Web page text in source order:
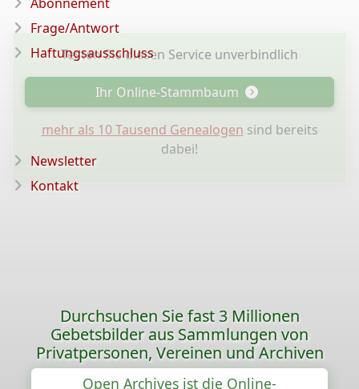
Testen Sie diesen Service unverbindlich
Ihr Online-Stammbaum
mehr als 10 Tausend Genealogen sind bereits
dabei!
Frage/Antwort
Haftungsausschluss
Newsletter
Kontakt
Durchsuchen Sie fast 3 Millionen
Gebetsbilder aus Sammlungen von
Privatpersonen, Vereinen und Archiven
Open Archives ist die Online-